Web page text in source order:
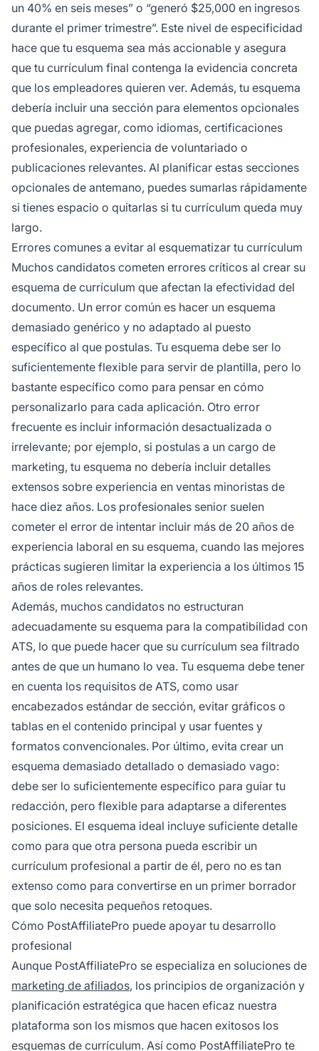
un 40% en seis meses” o “generó $25,000 en ingresos
durante el primer trimestre”. Este nivel de especificidad
hace que tu esquema sea más accionable y asegura
que tu currículum final contenga la evidencia concreta
que los empleadores quieren ver. Además, tu esquema
debería incluir una sección para elementos opcionales
que puedas agregar, como idiomas, certificaciones
profesionales, experiencia de voluntariado o
publicaciones relevantes. Al planificar estas secciones
opcionales de antemano, puedes sumarlas rápidamente
si tienes espacio o quitarlas si tu currículum queda muy
largo.
Errores comunes a evitar al esquematizar tu currículum
Muchos candidatos cometen errores críticos al crear su
esquema de currículum que afectan la efectividad del
documento. Un error común es hacer un esquema
demasiado genérico y no adaptado al puesto
específico al que postulas. Tu esquema debe ser lo
suficientemente flexible para servir de plantilla, pero lo
bastante específico como para pensar en cómo
personalizarlo para cada aplicación. Otro error
frecuente es incluir información desactualizada o
irrelevante; por ejemplo, si postulas a un cargo de
marketing, tu esquema no debería incluir detalles
extensos sobre experiencia en ventas minoristas de
hace diez años. Los profesionales senior suelen
cometer el error de intentar incluir más de 20 años de
experiencia laboral en su esquema, cuando las mejores
prácticas sugieren limitar la experiencia a los últimos 15
años de roles relevantes.
Además, muchos candidatos no estructuran
adecuadamente su esquema para la compatibilidad con
ATS, lo que puede hacer que su currículum sea filtrado
antes de que un humano lo vea. Tu esquema debe tener
en cuenta los requisitos de ATS, como usar
encabezados estándar de sección, evitar gráficos o
tablas en el contenido principal y usar fuentes y
formatos convencionales. Por último, evita crear un
esquema demasiado detallado o demasiado vago:
debe ser lo suficientemente específico para guiar tu
redacción, pero flexible para adaptarse a diferentes
posiciones. El esquema ideal incluye suficiente detalle
como para que otra persona pueda escribir un
currículum profesional a partir de él, pero no es tan
extenso como para convertirse en un primer borrador
que solo necesita pequeños retoques.
Cómo PostAffiliatePro puede apoyar tu desarrollo
profesional
Aunque PostAffiliatePro se especializa en soluciones de
marketing de afiliados, los principios de organización y
planificación estratégica que hacen eficaz nuestra
plataforma son los mismos que hacen exitosos los
esquemas de currículum. Así como PostAffiliatePro te